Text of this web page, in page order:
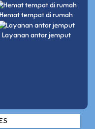
Hemat tempat di rumah
Layanan antar jemput